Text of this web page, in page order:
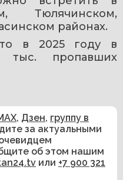
Тюлячинском,
районах.
в 2025 году в
тыс. пропавших
, Дзен, группу в
за актуальными
об этом нашим
или +7 900 321